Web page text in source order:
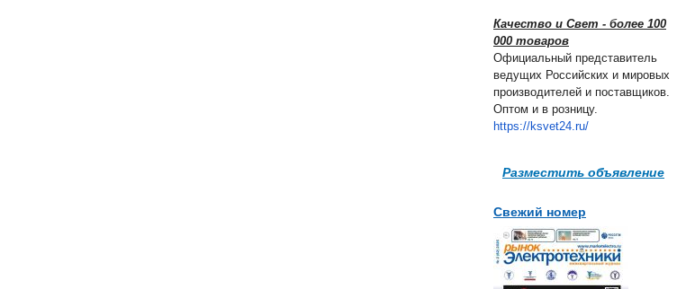
Качество и Свет - более 100
000 товаров
Официальный представитель
ведущих Российских и мировых
производителей и поставщиков.
Оптом и в розницу.
https://ksvet24.ru/
Разместить объявление
Свежий номер